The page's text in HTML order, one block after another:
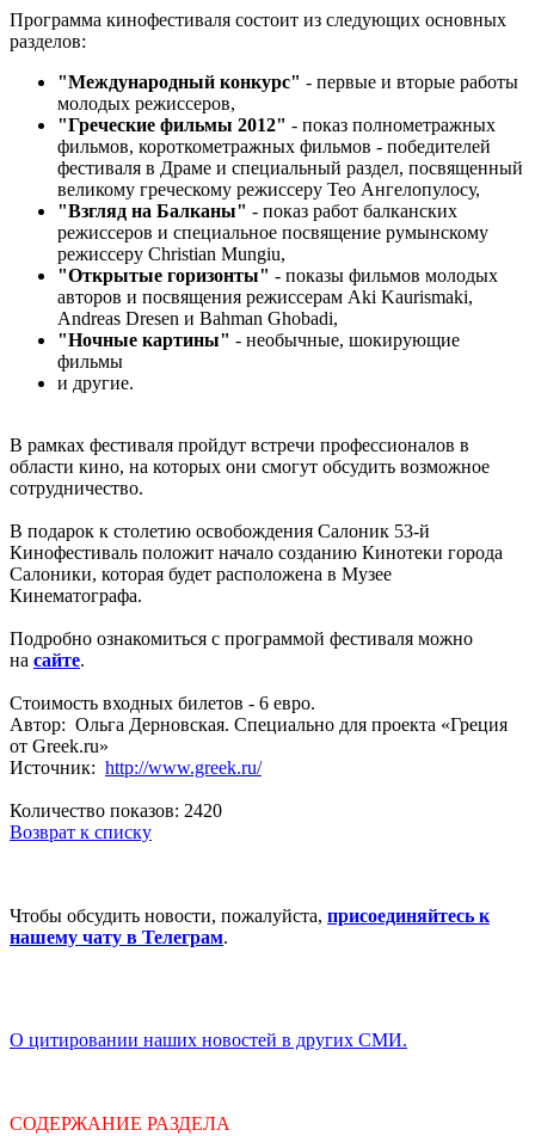
Программа кинофестиваля состоит из следующих основных
разделов:
"Международный конкурс" - первые и вторые работы
молодых режиссеров,
"Греческие фильмы 2012" - показ полнометражных
фильмов, короткометражных фильмов - победителей
фестиваля в Драме и специальный раздел, посвященный
великому греческому режиссеру Тео Ангелопулосу,
"Взгляд на Балканы" - показ работ балканских
режиссеров и специальное посвящение румынскому
режиссеру Christian Mungiu,
"Открытые горизонты" - показы фильмов молодых
авторов и посвящения режиссерам Aki Kaurismaki,
Andreas Dresen и Bahman Ghobadi,
"Ночные картины" - необычные, шокирующие
фильмы
и другие.
В рамках фестиваля пройдут встречи профессионалов в
области кино, на которых они смогут обсудить возможное
сотрудничество.
В подарок к столетию освобождения Салоник 53-й
Кинофестиваль положит начало созданию Кинотеки города
Салоники, которая будет расположена в Музее
Кинематографа.
Подробно ознакомиться с программой фестиваля можно
на сайте.
Стоимость входных билетов - 6 евро.
Автор: Ольга Дерновская. Специально для проекта «Греция
от Greek.ru»
Источник: http://www.greek.ru/
Количество показов: 2420
Возврат к списку
Чтобы обсудить новости, пожалуйста, присоединяйтесь к
нашему чату в Телеграм.
О цитировании наших новостей в других СМИ.
СОДЕРЖАНИЕ РАЗДЕЛА